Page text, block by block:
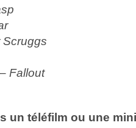
Scruggs
Fallout
un téléfilm ou une